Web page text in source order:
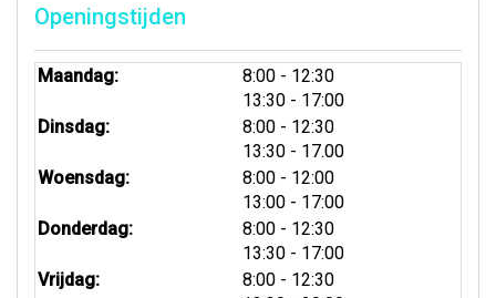
Openingstijden
Maandag: 8:00 tot
- 12:30
13:30 tot
- 17:00
Dinsdag:
8:00 tot
- 12:30
13:30 tot
- 17.00
Woensdag:
8:00 tot
- 12:00
13:00 tot
- 17:00
Donderdag:
8:00 tot
- 12:30
13:30 tot
- 17:00
Vrijdag:
8:00 tot
- 12:30